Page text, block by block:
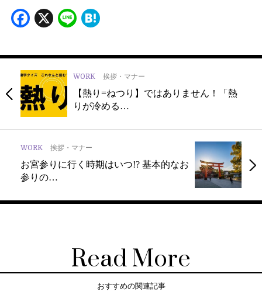
Facebook
X Line
WORK 挨拶・マナー
【熱り=ねつり】ではありません！「熱
りが冷める…
WORK 挨拶・マナー
お宮参りに行く時期はいつ!? 基本的なお
参りの…
Read More
おすすめの関連記事